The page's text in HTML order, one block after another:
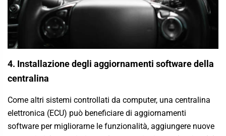
4. Installazione degli aggiornamenti software della
centralina
Come altri sistemi controllati da computer, una centralina
elettronica (ECU) può beneficiare di aggiornamenti
software per migliorarne le funzionalità, aggiungere nuove